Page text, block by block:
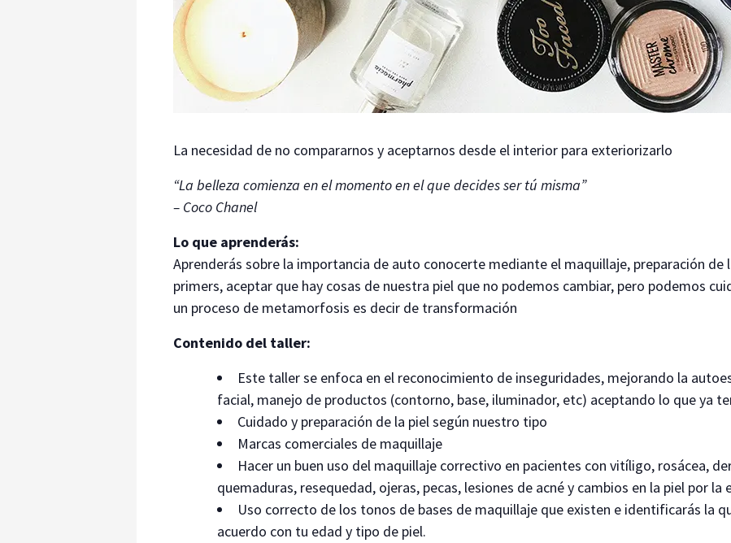
La necesidad de no compararnos y aceptarnos desde el interior para exteriorizarlo
“La belleza comienza en el momento en el que decides ser tú misma”
– Coco Chanel
Lo que aprenderás:
Aprenderás sobre la importancia de auto conocerte mediante el maquillaje, preparación
primers, aceptar que hay cosas de nuestra piel que no podemos cambiar, pero podemos
un proceso de metamorfosis es decir de transformación
Contenido del taller:
Este taller se enfoca en el reconocimiento de inseguridades, mejorando la
facial, manejo de productos (contorno, base, iluminador, etc) aceptando lo que ya
Cuidado y preparación de la piel según nuestro tipo
Marcas comerciales de maquillaje
Hacer un buen uso del maquillaje correctivo en pacientes con vitíligo, rosácea,
quemaduras, resequedad, ojeras, pecas, lesiones de acné y cambios en la piel por la
Uso correcto de los tonos de bases de maquillaje que existen e identificarás la
acuerdo con tu edad y tipo de piel.